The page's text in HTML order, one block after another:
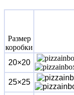
Размер
коробки
20×20
25×25